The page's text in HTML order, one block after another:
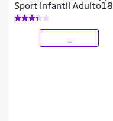
Sport Infantil Adulto18
vel marchas Freio V-
Brake